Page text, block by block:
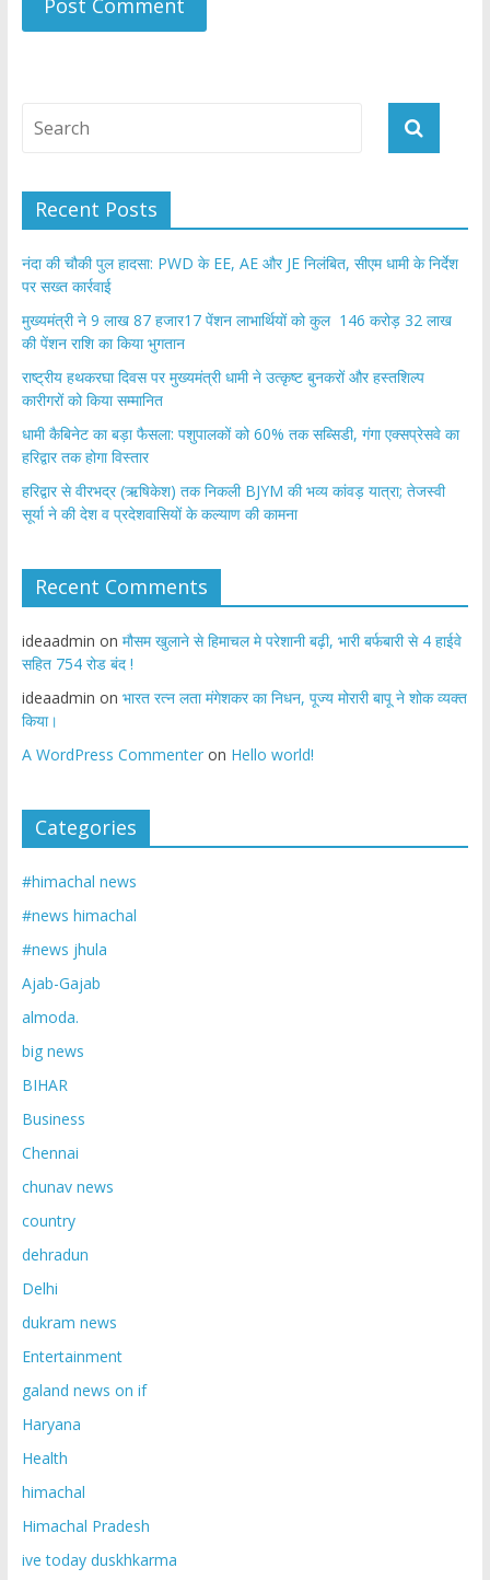
Recent Posts
नंदा की चौकी पुल हादसा: PWD के EE, AE और JE निलंबित, सीएम धामी के निर्देश
पर सख्त कार्रवाई
मुख्यमंत्री ने 9 लाख 87 हजार17 पेंशन लाभार्थियों को कुल 146 करोड़ 32 लाख
की पेंशन राशि का किया भुगतान
राष्ट्रीय हथकरघा दिवस पर मुख्यमंत्री धामी ने उत्कृष्ट बुनकरों और हस्तशिल्प
कारीगरों को किया सम्मानित
​धामी कैबिनेट का बड़ा फैसला: पशुपालकों को 60% तक सब्सिडी, गंगा एक्सप्रेसवे का
हरिद्वार तक होगा विस्तार
​हरिद्वार से वीरभद्र (ऋषिकेश) तक निकली BJYM की भव्य कांवड़ यात्रा; तेजस्वी
सूर्या ने की देश व प्रदेशवासियों के कल्याण की कामना
Recent Comments
ideaadmin on मौसम खुलाने से हिमाचल मे परेशानी बढ़ी, भारी बर्फबारी से 4 हाईवे
सहित 754 रोड बंद !
ideaadmin on भारत रत्न लता मंगेशकर का निधन, पूज्य मोरारी बापू ने शोक व्यक्त
किया।
A WordPress Commenteron Hello world!
Categories
#himachal news
#news himachal
#news jhula
Ajab-Gajab
almoda.
big news
BIHAR
Business
Chennai
chunav news
country
dehradun
Delhi
dukram news
Entertainment
galand news on if
Haryana
Health
himachal
Himachal Pradesh
ive today duskhkarma